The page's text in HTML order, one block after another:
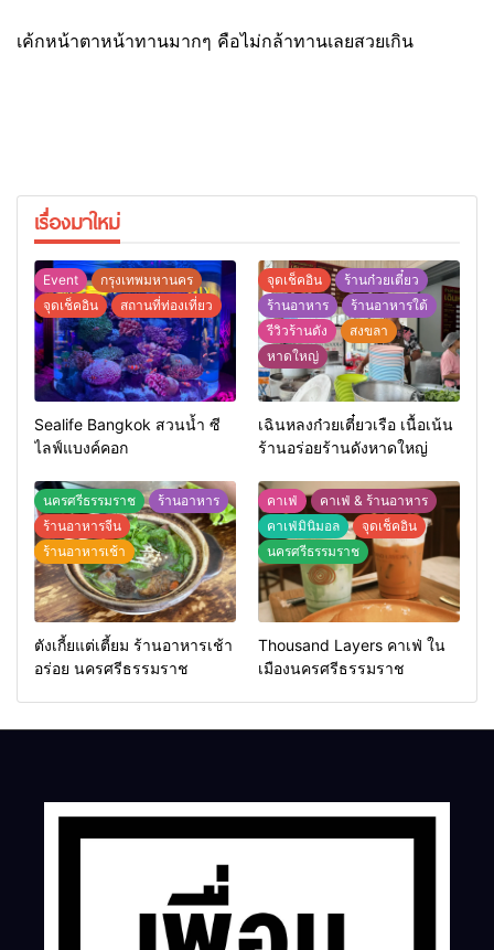
เค้กหน้าตาหน้าทานมากๆ คือไม่กล้าทานเลยสวยเกิน
เรื่องมาใหม่
Event
กรุงเทพมหานคร
จุดเช็คอิน
สถานที่ท่องเที่ยว
Sealife Bangkok สวนน้ำ ซี
ไลฟ์แบงค์คอก
จุดเช็คอิน
ร้านก๋วยเตี๋ยว
ร้านอาหาร
ร้านอาหารใต้
รีวิวร้านดัง
สงขลา
หาดใหญ่
เฉินหลงก๋วยเตี๋ยวเรือ เนื้อเน้น
ร้านอร่อยร้านดังหาดใหญ่
นครศรีธรรมราช
ร้านอาหาร
ร้านอาหารจีน
ร้านอาหารเช้า
ตังเกี้ยแต่เตี้ยม ร้านอาหารเช้า
อร่อย นครศรีธรรมราช
คาเฟ่
คาเฟ่ & ร้านอาหาร
คาเฟ่มินิมอล
จุดเช็คอิน
นครศรีธรรมราช
Thousand Layers คาเฟ่ ใน
เมืองนครศรีธรรมราช